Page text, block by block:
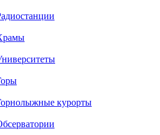
курорты